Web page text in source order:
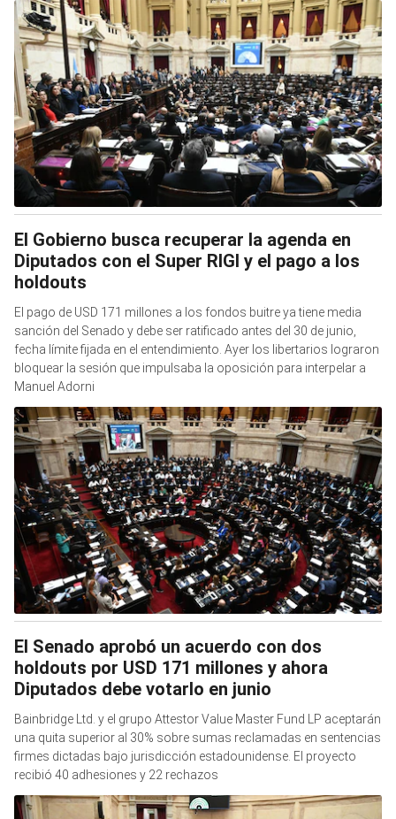
El Gobierno busca recuperar la agenda en
Diputados con el Super RIGI y el pago a los
holdouts
El pago de USD 171 millones a los fondos buitre ya tiene media
sanción del Senado y debe ser ratificado antes del 30 de junio,
fecha límite fijada en el entendimiento. Ayer los libertarios lograron
bloquear la sesión que impulsaba la oposición para interpelar a
Manuel Adorni
El Senado aprobó un acuerdo con dos
holdouts por USD 171 millones y ahora
Diputados debe votarlo en junio
Bainbridge Ltd. y el grupo Attestor Value Master Fund LP aceptarán
una quita superior al 30% sobre sumas reclamadas en sentencias
firmes dictadas bajo jurisdicción estadounidense. El proyecto
recibió 40 adhesiones y 22 rechazos